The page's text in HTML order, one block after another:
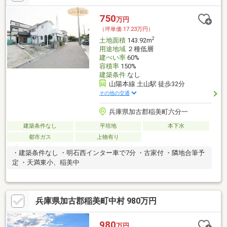
750万円
（坪単価:17.23万円）
土地面積143.92m2
用途地域２種低層
建ぺい率60%
容積率150%
建築条件なし
山陽本線 土山駅 徒歩32分
その他の交通
兵庫県加古郡稲美町六分一
建築条件なし 平坦地
本下水
都市ガス
上物有り
・建築条件なし ・明石西インター車で7分 ・古家付 ・隣地合筆予
定 ・天満東小、稲美中
兵庫県加古郡稲美町中村 980万円
980